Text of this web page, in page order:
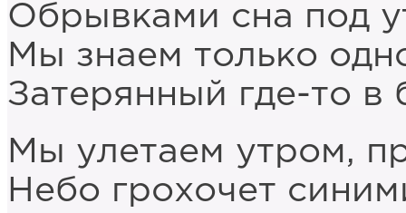
Обрывками сна под
Мы знаем только
Затерянный где-то
Мы улетаем утром,
Небо грохочет